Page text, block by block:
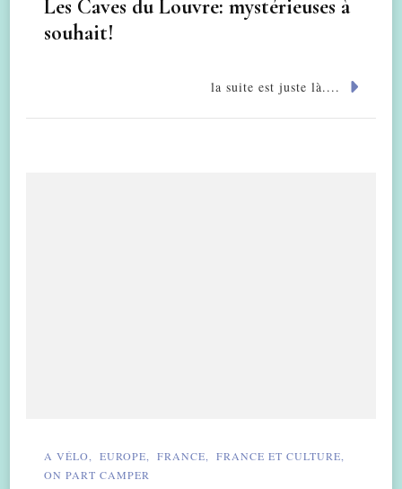
Les Caves du Louvre: mystérieuses à
souhait!
la suite est juste là....
A VÉLO EUROPE FRANCE
FRANCE ET CULTURE
ON PART CAMPER